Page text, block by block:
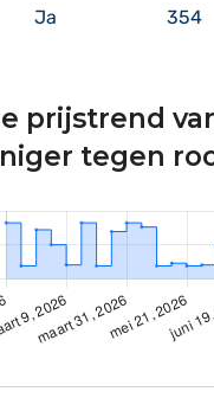
Ja 354
prijstrend
tegen